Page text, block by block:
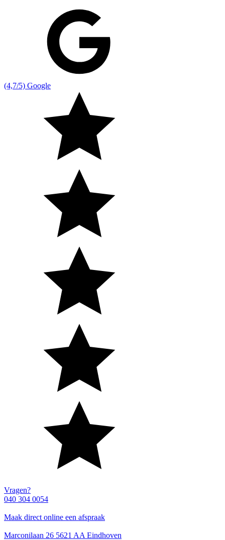
(4,7/5) Google
Vragen?
040 304 0054
Maak direct online een afspraak
Marconilaan 26 5621 AA Eindhoven